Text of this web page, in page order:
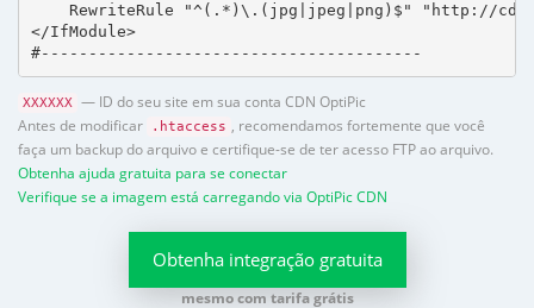
RewriteRule "^(.*)\.(jpg|jpeg|png)$" "http://
</IfModule>
#----------------------------------------
XXXXXX
— ID do seu site em sua conta CDN OptiPic
Antes de modificar
.htaccess
, recomendamos fortemente que você
faça um backup do arquivo e certifique-se de ter acesso FTP ao arquivo.
Obtenha ajuda gratuita para se conectar
Verifique se a imagem está carregando via OptiPic CDN
Obtenha integração gratuita
mesmo com tarifa grátis